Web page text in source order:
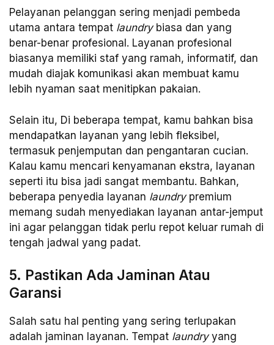
Pelayanan pelanggan sering menjadi pembeda
utama antara tempat laundrybiasa dan yang
benar-benar profesional. Layanan profesional
biasanya memiliki staf yang ramah, informatif, dan
mudah diajak komunikasi akan membuat kamu
lebih nyaman saat menitipkan pakaian.
Selain itu, Di beberapa tempat, kamu bahkan bisa
mendapatkan layanan yang lebih fleksibel,
termasuk penjemputan dan pengantaran cucian.
Kalau kamu mencari kenyamanan ekstra, layanan
seperti itu bisa jadi sangat membantu. Bahkan,
beberapa penyedia layanan laundrypremium
memang sudah menyediakan layanan antar-jemput
ini agar pelanggan tidak perlu repot keluar rumah di
tengah jadwal yang padat.
5. Pastikan Ada Jaminan Atau
Garansi
Salah satu hal penting yang sering terlupakan
adalah jaminan layanan. Tempat laundryyang